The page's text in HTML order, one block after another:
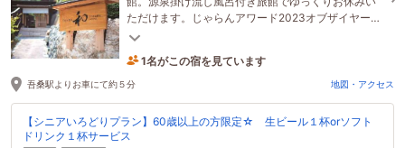
ただけます。じゃらんアワード2023オブザイヤー
「売れた宿大賞」中国・四国エリア第1位を受賞。
1名がこの宿を見ています
吾桑駅よりお車にて約５分 地図・アクセス
【シニアいろどりプラン】60歳以上の方限定☆ 生ビール１杯orソフト
ドリンク１杯サービス